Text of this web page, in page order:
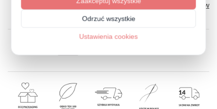
Tabela rozmiarów